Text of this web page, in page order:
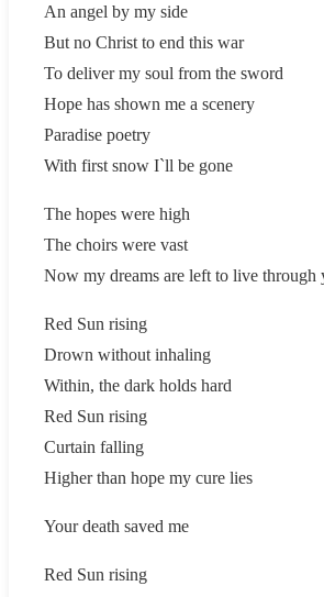
An angel by my side
But no Christ to end this war
To deliver my soul from the sword
Hope has shown me a scenery
Paradise poetry
With first snow I`ll be gone
The hopes were high
The choirs were vast
Now my dreams are left to live through
Red Sun rising
Drown without inhaling
Within, the dark holds hard
Red Sun rising
Curtain falling
Higher than hope my cure lies
Your death saved me
Red Sun rising